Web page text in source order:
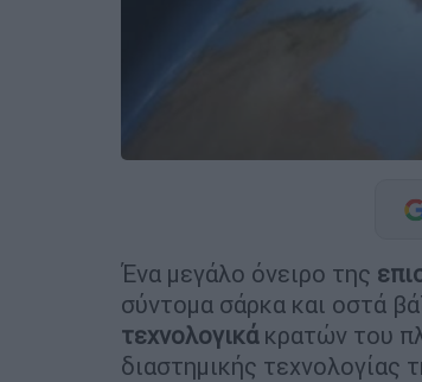
Ένα μεγάλο όνειρο της
σύντομα σάρκα και οστά
τεχνολογικάκρατών του
διαστημικής τεχνολογίας